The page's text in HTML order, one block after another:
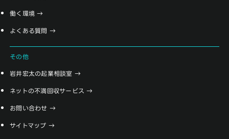
働く環境
よくある質問
その他
岩井宏太の起業相談室
ネットの不満回収サービス
お問い合わせ
サイトマップ